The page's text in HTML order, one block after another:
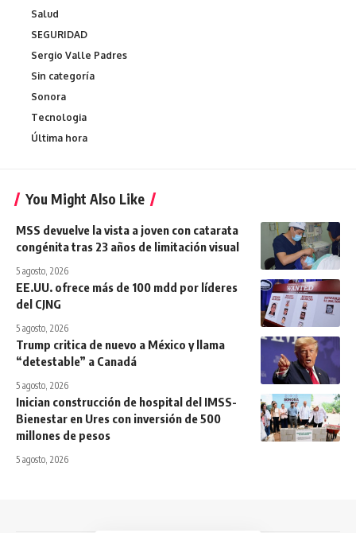
Salud
SEGURIDAD
Sergio Valle Padres
Sin categoría
Sonora
Tecnologia
Última hora
You Might Also Like
MSS devuelve la vista a joven con catarata
congénita tras 23 años de limitación visual
5 agosto, 2026
EE.UU. ofrece más de 100 mdd por líderes
del CJNG
5 agosto, 2026
Trump critica de nuevo a México y llama
“detestable” a Canadá
5 agosto, 2026
Inician construcción de hospital del IMSS-
Bienestar en Ures con inversión de 500
millones de pesos
5 agosto, 2026